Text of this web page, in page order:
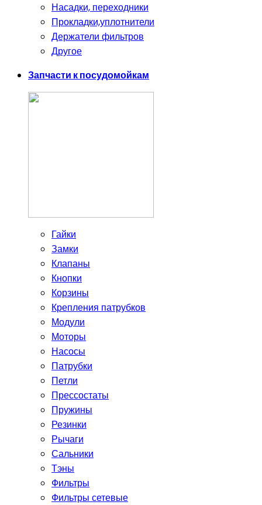
Насадки, переходники
Прокладки,уплотнители
Держатели фильтров
Другое
Запчасти к посудомойкам
Гайки
Замки
Клапаны
Кнопки
Корзины
Крепления патрубков
Модули
Моторы
Насосы
Патрубки
Петли
Прессостаты
Пружины
Резинки
Рычаги
Сальники
Тэны
Фильтры
Фильтры сетевые